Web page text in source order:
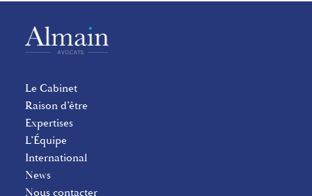
Le Cabinet
Raison d’être
Expertises
L’Équipe
International
News
Nous contacter